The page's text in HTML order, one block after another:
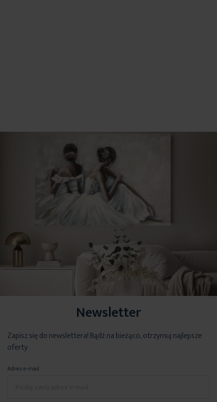
Newsletter
Zapisz się do newslettera! Bądź na bieżąco, otrzymuj najlepsze
oferty
Adres e-mail